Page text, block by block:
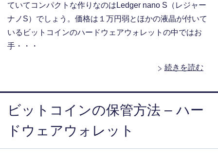
ていてコンパクトな作りなのはLedger nano S（レジャー
ナノS）でしょう。価格は１万円弱とほかの液晶が付いて
いるビットコインのハードウェアウォレットの中ではお
手・・・
続きを読む
ビットコインの保管方法 – ハー
ドウェアウォレット